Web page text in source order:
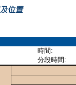
時間:
分段時間: